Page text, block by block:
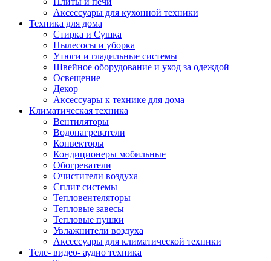
Аксессуары для кухонной техники
Техника для дома
Стирка и Сушка
Пылесосы и уборка
Утюги и гладильные системы
Швейное оборудование и уход за одеждой
Освещение
Декор
Аксессуары к технике для дома
Климатическая техника
Вентиляторы
Водонагреватели
Конвекторы
Кондиционеры мобильные
Обогреватели
Очистители воздуха
Сплит системы
Тепловентеляторы
Тепловые завесы
Тепловые пушки
Увлажнители воздуха
Аксессуары для климатической техники
Теле- видео- аудио техника